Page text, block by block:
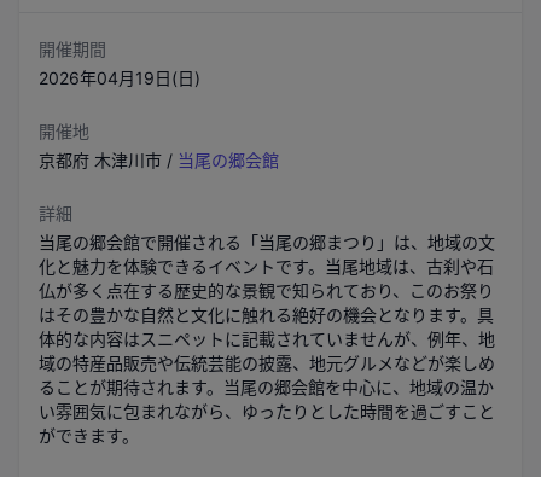
開催期間
2026年04月19日(日)
開催地
京都府 木津川市 / 当尾の郷会館
詳細
当尾の郷会館で開催される「当尾の郷まつり」は、地域の文
化と魅力を体験できるイベントです。当尾地域は、古刹や石
仏が多く点在する歴史的な景観で知られており、このお祭り
はその豊かな自然と文化に触れる絶好の機会となります。具
体的な内容はスニペットに記載されていませんが、例年、地
域の特産品販売や伝統芸能の披露、地元グルメなどが楽しめ
ることが期待されます。当尾の郷会館を中心に、地域の温か
い雰囲気に包まれながら、ゆったりとした時間を過ごすこと
ができます。